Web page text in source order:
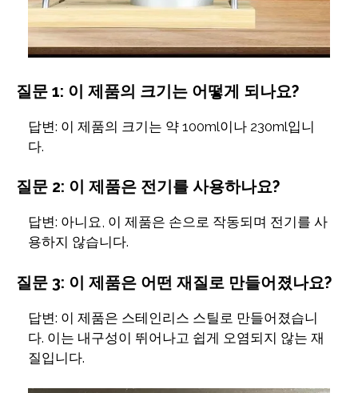
질문 1: 이 제품의 크기는 어떻게 되나요?
답변: 이 제품의 크기는 약 100ml이나 230ml입니
다.
질문 2: 이 제품은 전기를 사용하나요?
답변: 아니요, 이 제품은 손으로 작동되며 전기를 사
용하지 않습니다.
질문 3: 이 제품은 어떤 재질로 만들어졌나요?
답변: 이 제품은 스테인리스 스틸로 만들어졌습니
다. 이는 내구성이 뛰어나고 쉽게 오염되지 않는 재
질입니다.